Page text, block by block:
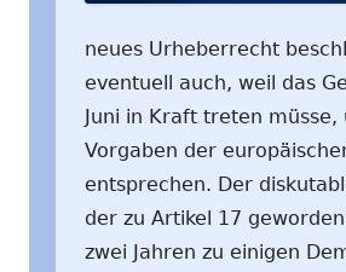
neues Urheberrecht
eventuell auch, weil das
Juni in Kraft treten müsse,
Vorgaben der
entsprechen. Der
der zu Artikel 17
zwei Jahren zu einigen